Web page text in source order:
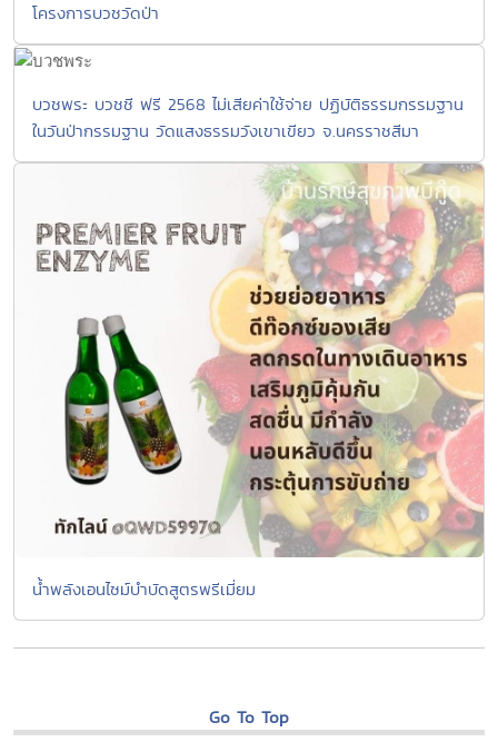
โครงการบวชวัดป่า
บวชพระ บวชชี ฟรี 2568 ไม่เสียค่าใช้จ่าย ปฏิบัติธรรมกรรมฐาน
ในวันป่ากรรมฐาน วัดแสงธรรมวังเขาเขียว จ.นครราชสีมา
น้ำพลังเอนไซม์บำบัดสูตรพรีเมี่ยม
Go To Top